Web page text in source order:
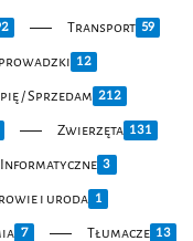
Transport 59
12
/ Sprzedam 212
Zwierzęta 131
Informatyczne 3
i uroda 1
7 Tłumacze 13